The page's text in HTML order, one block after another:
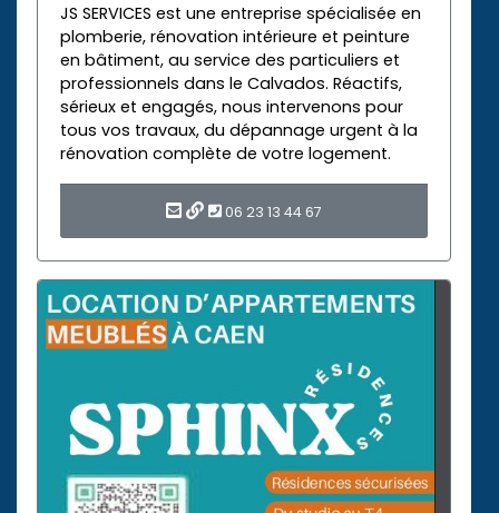
JS SERVICES est une entreprise spécialisée en
plomberie, rénovation intérieure et peinture
en bâtiment, au service des particuliers et
professionnels dans le Calvados. Réactifs,
sérieux et engagés, nous intervenons pour
tous vos travaux, du dépannage urgent à la
rénovation complète de votre logement.
06 23 13 44 67